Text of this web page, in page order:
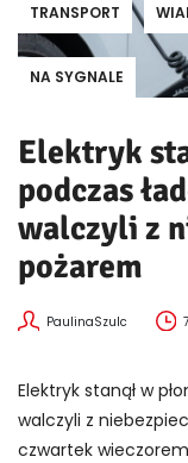
TRANSPORT
NA SYGNALE
Elektryk
podczas
walczyli z
pożarem
PaulinaSzulc
Elektryk stanął w
walczyli z
czwartek